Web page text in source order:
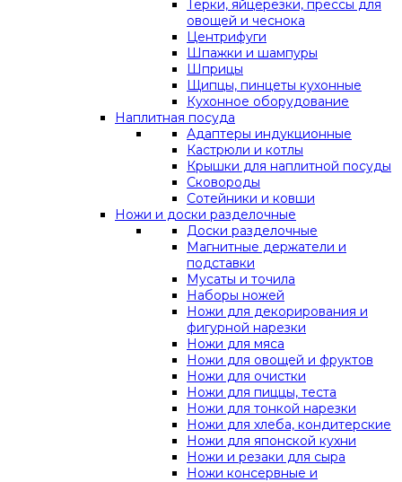
Терки, яйцерезки, прессы для
овощей и чеснока
Центрифуги
Шпажки и шампуры
Шприцы
Щипцы, пинцеты кухонные
Кухонное оборудование
Наплитная посуда
Адаптеры индукционные
Кастрюли и котлы
Крышки для наплитной посуды
Сковороды
Сотейники и ковши
Ножи и доски разделочные
Доски разделочные
Магнитные держатели и
подставки
Мусаты и точила
Наборы ножей
Ножи для декорирования и
фигурной нарезки
Ножи для мяса
Ножи для овощей и фруктов
Ножи для очистки
Ножи для пиццы, теста
Ножи для тонкой нарезки
Ножи для хлеба, кондитерские
Ножи для японской кухни
Ножи и резаки для сыра
Ножи консервные и